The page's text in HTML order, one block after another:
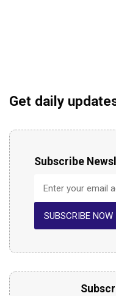
Get daily
Subscribe
SUBSCRIBE NOW